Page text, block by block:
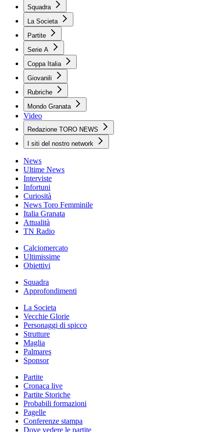
Squadra
La Societa
Partite
Serie A
Coppa Italia
Giovanili
Rubriche
Mondo Granata
Video
Redazione TORO NEWS
I siti del nostro network
News
Ultime News
Interviste
Infortuni
Curiosità
News Toro Femminile
Italia Granata
Attualità
TN Radio
Calciomercato
Ultimissime
Obiettivi
Squadra
Approfondimenti
La Societa
Vecchie Glorie
Personaggi di spicco
Strutture
Maglia
Palmares
Sponsor
Partite
Cronaca live
Partite Storiche
Probabili formazioni
Pagelle
Conferenze stampa
Dove vedere le partite